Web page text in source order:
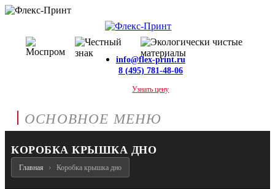
info@flex-print.ru
8 (495) 781-48-06
Узнать цену
ОСНОВНОЕ МЕНЮ
КОРОБКА КРЫШКА ДНО
Главная Коробка крышка дно